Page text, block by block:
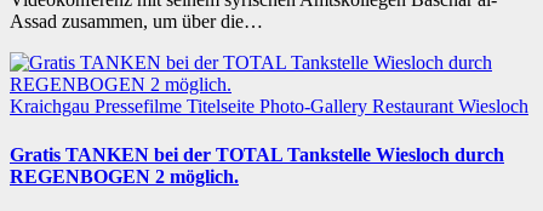
Assad zusammen, um über die…
Kraichgau Pressefilme Titelseite Photo-Gallery Restaurant Wiesloch
Gratis TANKEN bei der TOTAL Tankstelle Wiesloch durch
REGENBOGEN 2 möglich.